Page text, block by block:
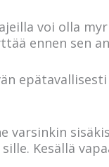
voi olla
ennen sen
varsinkin
Kesällä